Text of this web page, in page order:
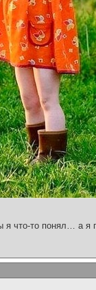
я что-то понял… а